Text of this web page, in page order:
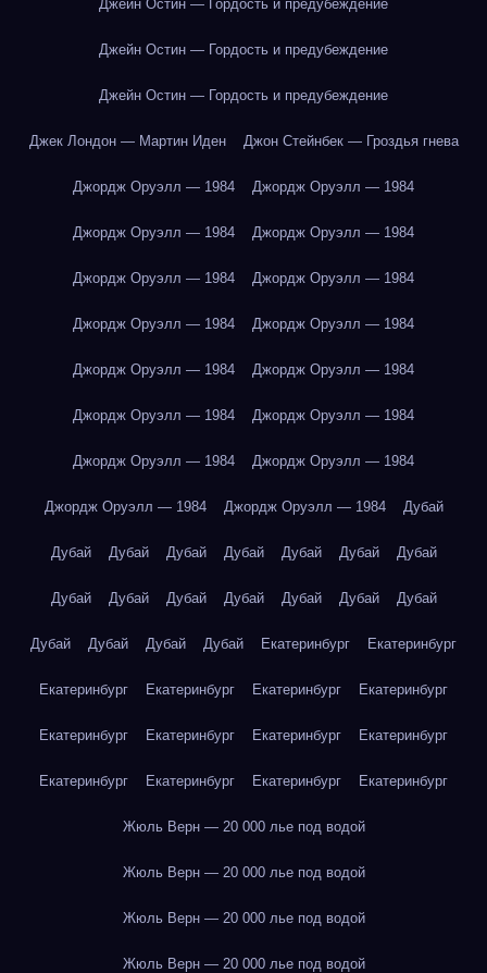
Джейн Остин — Гордость и предубеждение
Джейн Остин — Гордость и предубеждение
Джейн Остин — Гордость и предубеждение
Джек Лондон — Мартин Иден Джон Стейнбек — Гроздья гнева
Джордж Оруэлл — 1984 Джордж Оруэлл — 1984
Джордж Оруэлл — 1984 Джордж Оруэлл — 1984
Джордж Оруэлл — 1984 Джордж Оруэлл — 1984
Джордж Оруэлл — 1984 Джордж Оруэлл — 1984
Джордж Оруэлл — 1984 Джордж Оруэлл — 1984
Джордж Оруэлл — 1984 Джордж Оруэлл — 1984
Джордж Оруэлл — 1984 Джордж Оруэлл — 1984
Джордж Оруэлл — 1984 Джордж Оруэлл — 1984 Дубай
Дубай Дубай Дубай Дубай Дубай Дубай Дубай
Дубай Дубай Дубай Дубай Дубай Дубай Дубай
Дубай Дубай Дубай Дубай Екатеринбург Екатеринбург
Екатеринбург Екатеринбург Екатеринбург Екатеринбург
Екатеринбург Екатеринбург Екатеринбург Екатеринбург
Екатеринбург Екатеринбург Екатеринбург Екатеринбург
Жюль Верн — 20 000 лье под водой
Жюль Верн — 20 000 лье под водой
Жюль Верн — 20 000 лье под водой
Жюль Верн — 20 000 лье под водой